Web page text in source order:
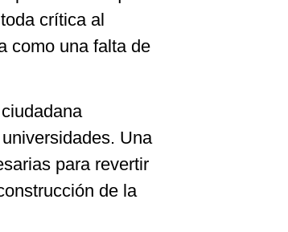
crítica al
como una falta de
Una
para revertir
de la